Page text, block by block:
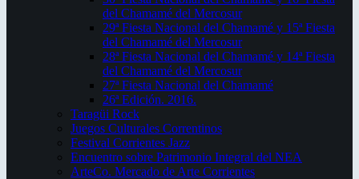
del Chamamé del Mercosur
29ª Fiesta Nacional del Chamamé y 15ª Fiesta
del Chamamé del Mercosur
28ª Fiesta Nacional del Chamamé y 14ª Fiesta
del Chamamé del Mercosur
27ª Fiesta Nacional del Chamamé
26ª Edición. 2016.
Taragüi Rock
Juegos Culturales Correntinos
Festival Corrientes Jazz
Encuentro sobre Patrimonio Integral del NEA
ArteCo. Mercado de Arte Corrientes